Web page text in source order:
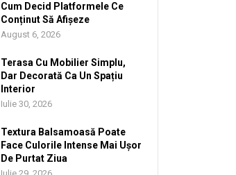
Cum Decid Platformele Ce
Conținut Să Afișeze
August 6, 2026
Terasa Cu Mobilier Simplu,
Dar Decorată Ca Un Spațiu
Interior
Iulie 30, 2026
Textura Balsamoasă Poate
Face Culorile Intense Mai Ușor
De Purtat Ziua